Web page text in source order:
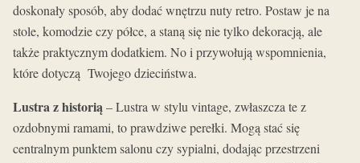
doskonały sposób, aby dodać wnętrzu nuty retro. Postaw je na
stole, komodzie czy półce, a staną się nie tylko dekoracją, ale
także praktycznym dodatkiem. No i przywołują wspomnienia,
które dotyczą Twojego dzieciństwa.
Lustra z historią– Lustra w stylu vintage, zwłaszcza te z
ozdobnymi ramami, to prawdziwe perełki. Mogą stać się
centralnym punktem salonu czy sypialni, dodając przestrzeni